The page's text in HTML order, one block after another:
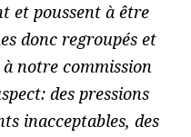
et poussent à être
donc regroupés et
notre commission
des pressions
inacceptables, des